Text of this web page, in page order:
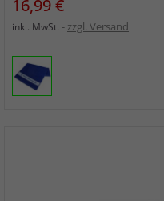
Preis
16,99 €
inkl. MwSt. zzgl. Versand